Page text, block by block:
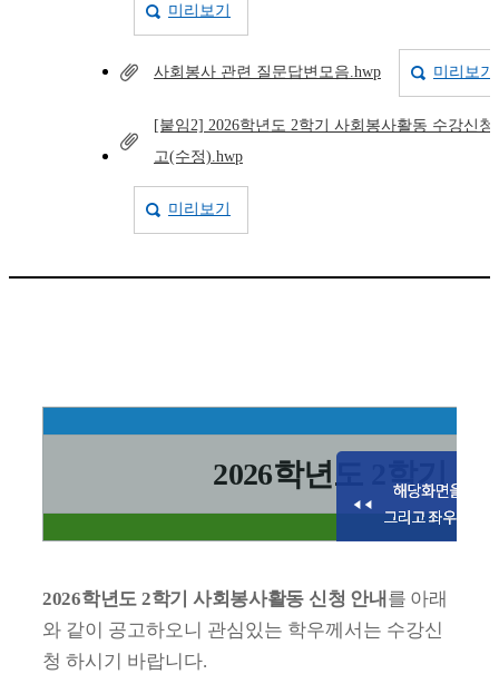
미리보기
사회봉사 관련 질문답변모음.hwp 미리보기
[붙임2] 2026학년도 2학기 사회봉사활동 수강신청
고(수정).hwp
미리보기
2026학년도
2026학년도 2학기 사회봉사활동 신청 안내 를 아래
와 같이 공고하오니 관심있는 학우께서는 수강신
청 하시기 바랍니다.